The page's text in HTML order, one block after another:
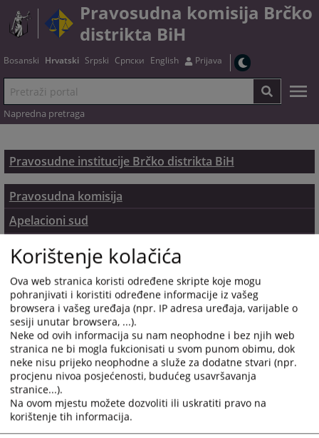
Pravosudna komisija Brčko
distrikta BiH
Bosanski Hrvatski Srpski Српски English Prijava
Napredna pretraga
Pravosudne institucije Brčko distrikta BiH
Pravosudna komisija
Apelacioni sud
Osnovni sud
Kancelarija za pravnu pomoć
O kancelariji
Zaposlenici
Izvješća
Dnevna dežurstva i raspored suđenja advokata
Borba protiv korupcije
Pravobranilaštvo
Korištenje kolačića
Ova web stranica koristi određene skripte koje mogu
pohranjivati i koristiti određene informacije iz vašeg
browsera i vašeg uređaja (npr. IP adresa uređaja, varijable o
sesiji unutar browsera, ...).
Neke od ovih informacija su nam neophodne i bez njih web
stranica ne bi mogla fukcionisati u svom punom obimu, dok
neke nisu prijeko neophodne a služe za dodatne stvari (npr.
procjenu nivoa posjećenosti, budućeg usavršavanja
stranice...).
Na ovom mjestu možete dozvoliti ili uskratiti pravo na
korištenje tih informacija.